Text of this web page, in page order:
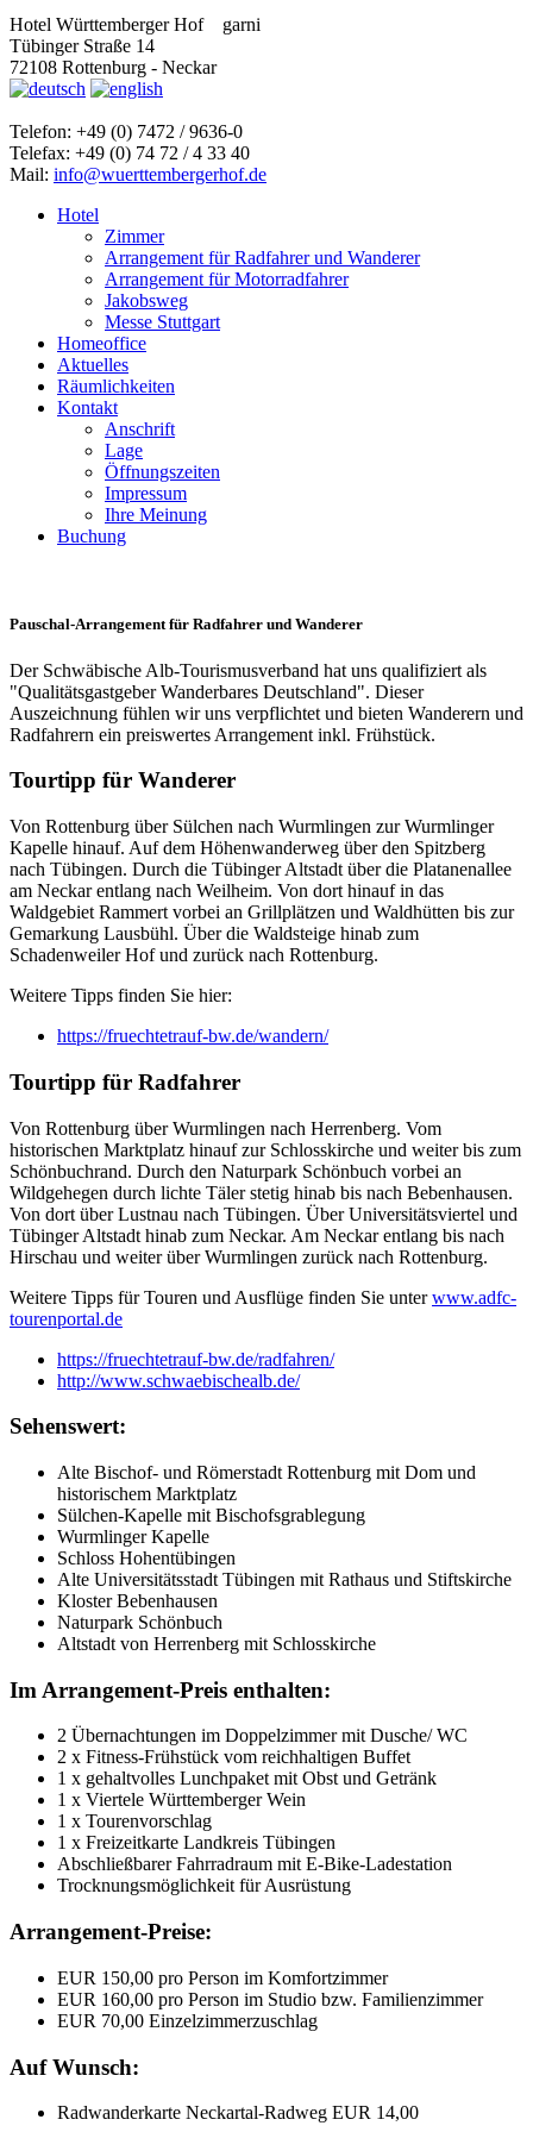
Hotel Württemberger Hof
garni
Tübinger Straße 14
72108 Rottenburg - Neckar
Telefon: +49 (0) 7472 / 9636-0
Telefax: +49 (0) 74 72 / 4 33 40
Mail: info@wuerttembergerhof.de
Hotel
Zimmer
Arrangement für Radfahrer und Wanderer
Arrangement für Motorradfahrer
Jakobsweg
Messe Stuttgart
Homeoffice
Aktuelles
Räumlichkeiten
Kontakt
Anschrift
Lage
Öffnungszeiten
Impressum
Ihre Meinung
Buchung
Pauschal-Arrangement für Radfahrer und Wanderer
Der Schwäbische Alb-Tourismusverband hat uns qualifiziert als
"Qualitätsgastgeber Wanderbares Deutschland". Dieser
Auszeichnung fühlen wir uns verpflichtet und bieten Wanderern und
Radfahrern ein preiswertes Arrangement inkl. Frühstück.
Tourtipp für Wanderer
Von Rottenburg über Sülchen nach Wurmlingen zur Wurmlinger
Kapelle hinauf. Auf dem Höhenwanderweg über den Spitzberg
nach Tübingen. Durch die Tübinger Altstadt über die Platanenallee
am Neckar entlang nach Weilheim. Von dort hinauf in das
Waldgebiet Rammert vorbei an Grillplätzen und Waldhütten bis zur
Gemarkung Lausbühl. Über die Waldsteige hinab zum
Schadenweiler Hof und zurück nach Rottenburg.
Weitere Tipps finden Sie hier:
https://fruechtetrauf-bw.de/wandern/
Tourtipp für Radfahrer
Von Rottenburg über Wurmlingen nach Herrenberg. Vom
historischen Marktplatz hinauf zur Schlosskirche und weiter bis zum
Schönbuchrand. Durch den Naturpark Schönbuch vorbei an
Wildgehegen durch lichte Täler stetig hinab bis nach Bebenhausen.
Von dort über Lustnau nach Tübingen. Über Universitätsviertel und
Tübinger Altstadt hinab zum Neckar. Am Neckar entlang bis nach
Hirschau und weiter über Wurmlingen zurück nach Rottenburg.
Weitere Tipps für Touren und Ausflüge finden Sie unterwww.adfc-
tourenportal.de
https://fruechtetrauf-bw.de/radfahren/
http://www.schwaebischealb.de/
Sehenswert:
Alte Bischof- und Römerstadt Rottenburg mit Dom und
historischem Marktplatz
Sülchen-Kapelle mit Bischofsgrablegung
Wurmlinger Kapelle
Schloss Hohentübingen
Alte Universitätsstadt Tübingen mit Rathaus und Stiftskirche
Kloster Bebenhausen
Naturpark Schönbuch
Altstadt von Herrenberg mit Schlosskirche
Im Arrangement-Preis enthalten:
2 Übernachtungen im Doppelzimmer mit Dusche/ WC
2 x Fitness-Frühstück vom reichhaltigen Buffet
1 x gehaltvolles Lunchpaket mit Obst und Getränk
1 x Viertele Württemberger Wein
1 x Tourenvorschlag
1 x Freizeitkarte Landkreis Tübingen
Abschließbarer Fahrradraum mit E-Bike-Ladestation
Trocknungsmöglichkeit für Ausrüstung
Arrangement-Preise:
EUR 150,00 pro Person im Komfortzimmer
EUR 160,00 pro Person im Studio bzw. Familienzimmer
EUR 70,00 Einzelzimmerzuschlag
Auf Wunsch:
Radwanderkarte Neckartal-Radweg EUR 14,00